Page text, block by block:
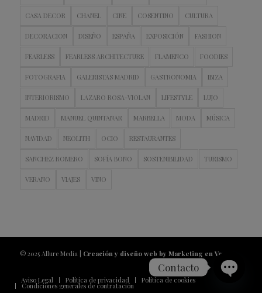
CASA DECOR CHANEL CINE COSENTINO CULTURA
DECORACION DISEÑO ESPAÑA EXPOSICIÓN FASHION
FEARLESS FEARLESS ARCHITECTURE FLAMENCO FOODIES
FOTOGRAFIA GALERISTAS MADRID GASTRONOMIA IBIZA
INTERIORISMO LAZARO ROSA-VIOLAN LIFESTYLE LUJO
MADRID MANUEL QUINTANAR MARBELLA MODA MÚSICA
NAVIDAD NEOLITH OCIO RESTAURANTES
SANCHEZ ROMERO SOFÍA BONO SOSTENIBILIDAD TURISMO
VERANO VIAJES VINO
© 2025 Allure Media | Creación y diseño web by Marketing en Vena
Aviso Legal Política de privacidad Política de cookies
Condiciones generales de contratación
Contacto